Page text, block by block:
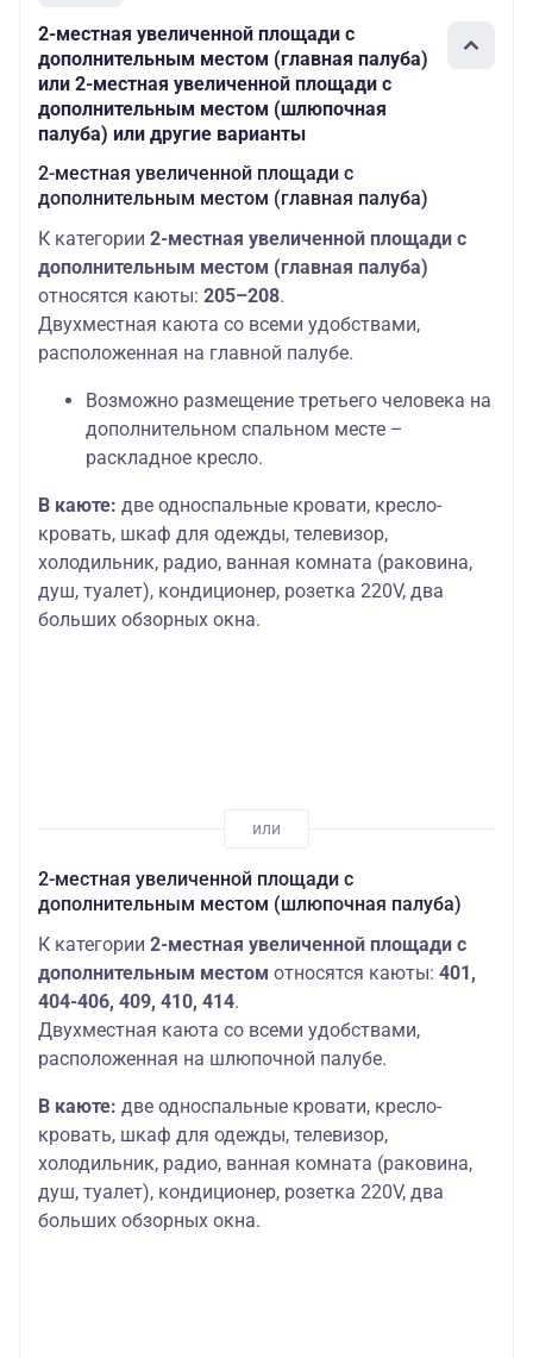
2-местная увеличенной площади с
дополнительным местом (главная палуба)
или 2-местная увеличенной площади с
дополнительным местом (шлюпочная
палуба) или другие варианты
2-местная увеличенной площади с
дополнительным местом (главная палуба)
К категории 2-местная увеличенной площади с
дополнительным местом (главная палуба)
относятся каюты: 205–208.
Двухместная каюта со всеми удобствами,
расположенная на главной палубе.
Возможно размещение третьего человека на
дополнительном спальном месте –
раскладное кресло.
В каюте: две односпальные кровати, кресло-
кровать, шкаф для одежды, телевизор,
холодильник, радио, ванная комната (раковина,
душ, туалет), кондиционер, розетка 220V, два
больших обзорных окна.
2-местная увеличенной площади с
дополнительным местом (шлюпочная палуба)
К категории 2-местная увеличенной площади с
дополнительным местом относятся каюты: 401,
404-406, 409, 410, 414.
Двухместная каюта со всеми удобствами,
расположенная на шлюпочной палубе.
В каюте: две односпальные кровати, кресло-
кровать, шкаф для одежды, телевизор,
холодильник, радио, ванная комната (раковина,
душ, туалет), кондиционер, розетка 220V, два
больших обзорных окна.